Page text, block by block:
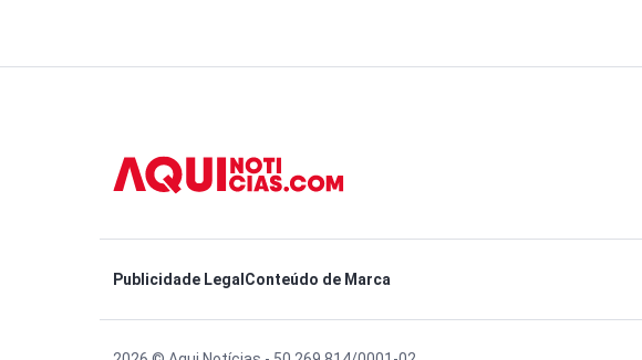
Publicidade Legal Conteúdo de Marca